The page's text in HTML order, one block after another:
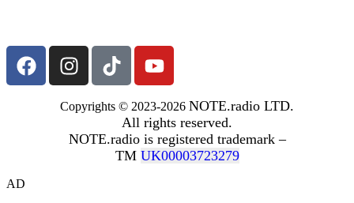
Copyrights © 2023-2026 NOTE.radio LTD.
All rights reserved.
NOTE.radio is registered trademark –
TM UK00003723279
AD